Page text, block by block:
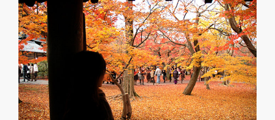
葉）
必
訪
景
點
東
福